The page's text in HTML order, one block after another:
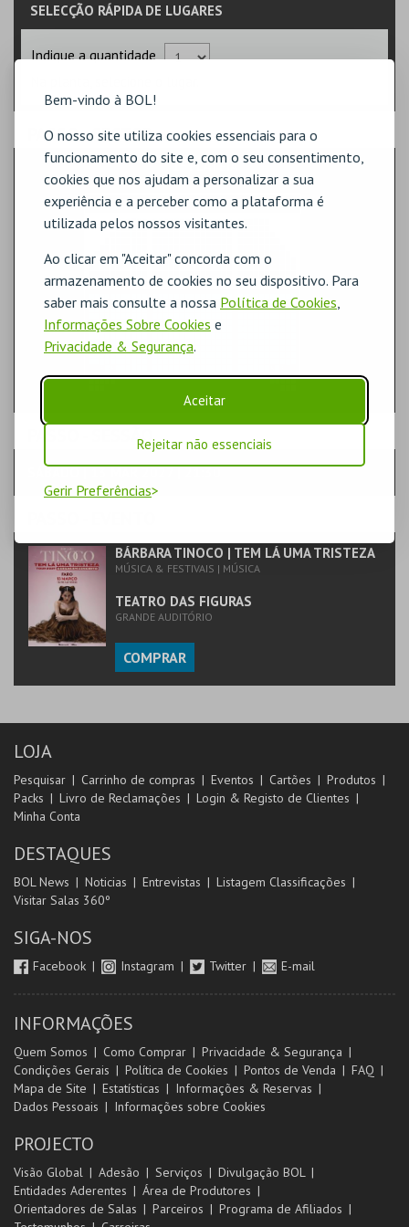
Bem-vindo à BOL!
O nosso site utiliza cookies essenciais para o
funcionamento do site e, com o seu consentimento,
cookies que nos ajudam a personalizar a sua
experiência e a perceber como a plataforma é
utilizada pelos nossos visitantes.
Ao clicar em "Aceitar" concorda com o
armazenamento de cookies no seu dispositivo. Para
saber mais consulte a nossa Política de Cookies,
Informações Sobre Cookies e
Privacidade & Segurança.
Aceitar
Rejeitar não essenciais
Gerir Preferências
SELECÇÃO RÁPIDA DE LUGARES
Indique a quantidade
PASSO- SECTOR
1ª PLATEIA
- SESSÃO
BÁRBARA TINOCO | TEM LÁ UMA TRISTEZA
MÚSICA & FESTIVAIS | MÚSICA
TEATRO DAS FIGURAS
GRANDE AUDITÓRIO
COMPRAR
LOJA
Pesquisar Carrinho de compras Eventos Cartões
Produtos
Packs
Livro de Reclamações
Login & Registo de Clientes
Minha Conta
DESTAQUES
BOL News Noticias Entrevistas
Listagem Classificações
Visitar Salas 360º
SIGA-NOS
Facebook Instagram Twitter E-mail
INFORMAÇÕES
Quem Somos Como Comprar
Privacidade & Segurança
Condições Gerais
Política de Cookies Pontos de Venda
FAQ
Mapa de Site
Estatísticas
Informações & Reservas
Dados Pessoais
Informações sobre Cookies
PROJECTO
Visão Global Adesão Serviços
Divulgação BOL
Entidades Aderentes
Área de Produtores
Orientadores de Salas
Parceiros
Programa de Afiliados